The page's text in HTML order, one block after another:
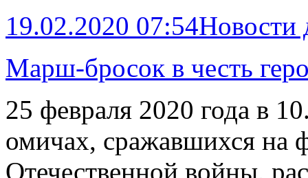
19.02.2020 07:54
Марш-бросок в честь
25 февраля 2020 года в
омичах, сражавшихся на
Отечественной войны,